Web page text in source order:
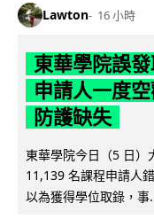
Lawton 16 小時
東華學院誤
申請人一度
防護缺失
東華學院今日（5 日）
11,139 名課程申請人
以為獲得學位取錄，事